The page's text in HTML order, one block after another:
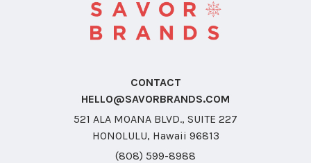
CONTACT
HELLO@SAVORBRANDS.COM
521 ALA MOANA BLVD., SUITE 227
HONOLULU, Hawaii 96813
(808) 599-8988